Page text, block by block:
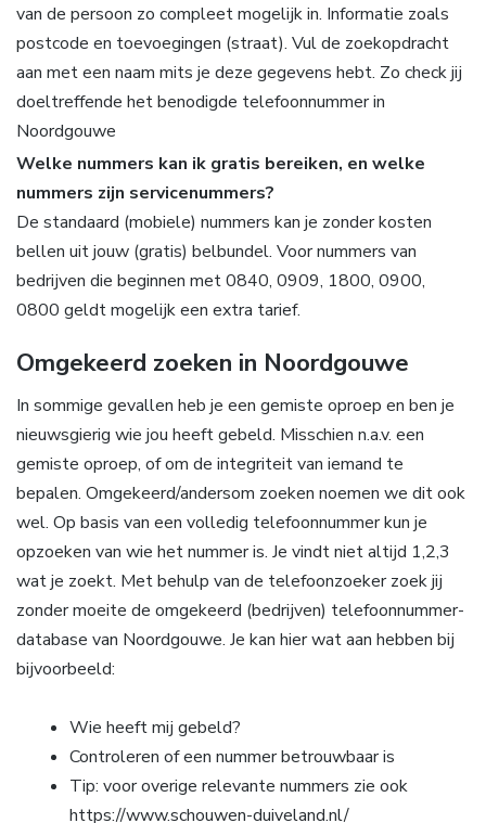
van de persoon zo compleet mogelijk in. Informatie zoals
postcode en toevoegingen (straat). Vul de zoekopdracht
aan met een naam mits je deze gegevens hebt. Zo check jij
doeltreffende het benodigde telefoonnummer in
Noordgouwe
Welke nummers kan ik gratis bereiken, en welke
nummers zijn servicenummers?
De standaard (mobiele) nummers kan je zonder kosten
bellen uit jouw (gratis) belbundel. Voor nummers van
bedrijven die beginnen met 0840, 0909, 1800, 0900,
0800 geldt mogelijk een extra tarief.
Omgekeerd zoeken in Noordgouwe
In sommige gevallen heb je een gemiste oproep en ben je
nieuwsgierig wie jou heeft gebeld. Misschien n.a.v. een
gemiste oproep, of om de integriteit van iemand te
bepalen. Omgekeerd/andersom zoeken noemen we dit ook
wel. Op basis van een volledig telefoonnummer kun je
opzoeken van wie het nummer is. Je vindt niet altijd 1,2,3
wat je zoekt. Met behulp van de telefoonzoeker zoek jij
zonder moeite de omgekeerd (bedrijven) telefoonnummer-
database van Noordgouwe. Je kan hier wat aan hebben bij
bijvoorbeeld:
Wie heeft mij gebeld?
Controleren of een nummer betrouwbaar is
Tip: voor overige relevante nummers zie ook
https://www.schouwen-duiveland.nl/